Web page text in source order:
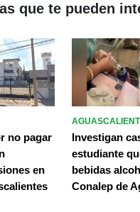
que te pueden
no pagar
en
Investigan
estudiante
bebidas
Conalep de